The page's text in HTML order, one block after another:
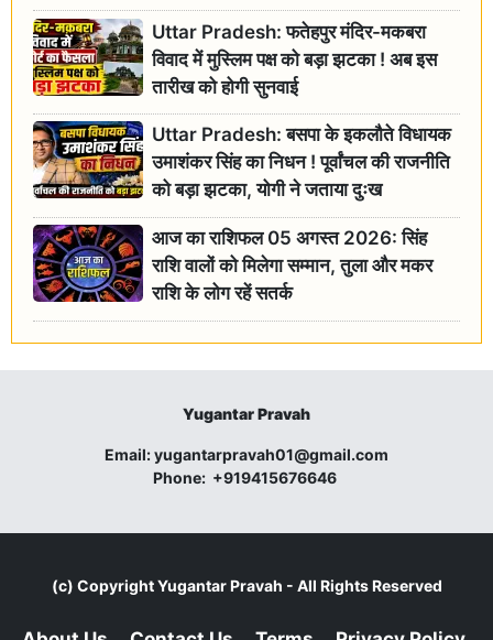
Uttar Pradesh: फतेहपुर मंदिर-मकबरा
विवाद में मुस्लिम पक्ष को बड़ा झटका ! अब इस
तारीख को होगी सुनवाई
Uttar Pradesh: बसपा के इकलौते विधायक
उमाशंकर सिंह का निधन ! पूर्वांचल की राजनीति
को बड़ा झटका, योगी ने जताया दुःख
आज का राशिफल 05 अगस्त 2026: सिंह
राशि वालों को मिलेगा सम्मान, तुला और मकर
राशि के लोग रहें सतर्क
Yugantar Pravah
Email:yugantarpravah01@gmail.com
Phone: +919415676646
(c) CopyrightYugantar Pravah - All Rights Reserved